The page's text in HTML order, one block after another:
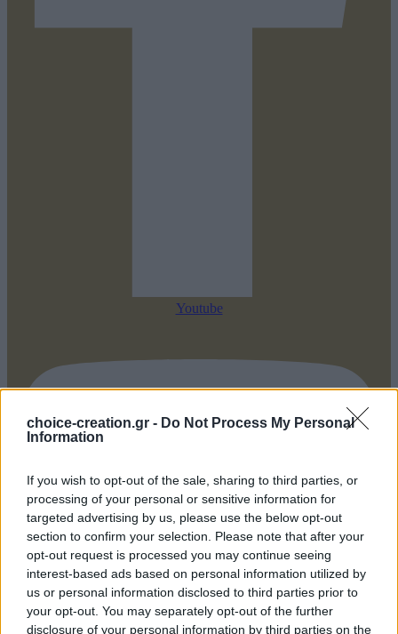
choice-creation.gr - Do Not Process My Personal
Information
If you wish to opt-out of the sale, sharing to third parties, or
processing of your personal or sensitive information for
targeted advertising by us, please use the below opt-out
section to confirm your selection. Please note that after your
opt-out request is processed you may continue seeing
interest-based ads based on personal information utilized by
us or personal information disclosed to third parties prior to
your opt-out. You may separately opt-out of the further
disclosure of your personal information by third parties on the
Youtube